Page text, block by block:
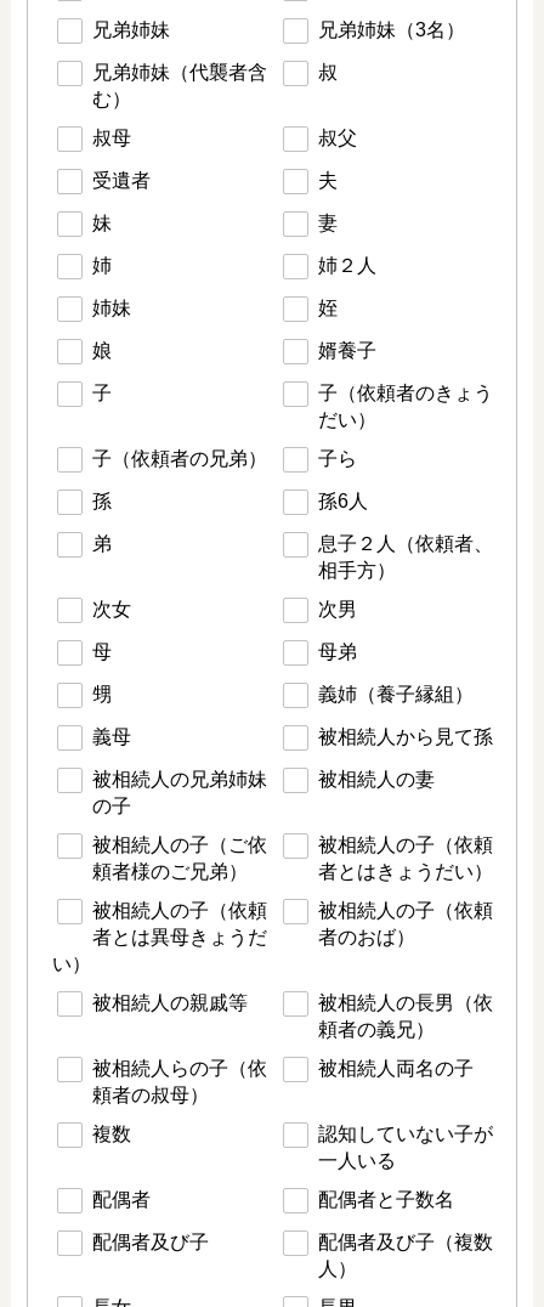
兄弟姉妹 兄弟姉妹（3名）
兄弟姉妹（代襲者含
む）
叔
叔母 叔父
受遺者 夫
妹 妻
姉 姉２人
姉妹 姪
娘 婿養子
子
子（依頼者のきょう
だい）
子（依頼者の兄弟）
子ら
孫 孫6人
弟
息子２人（依頼者、
相手方）
次女
次男
母 母弟
甥 義姉（養子縁組）
義母 被相続人から見て孫
被相続人の兄弟姉妹
の子
被相続人の妻
被相続人の子（ご依
頼者様のご兄弟）
被相続人の子（依頼
者とはきょうだい）
被相続人の子（依頼
者とは異母きょうだ
い）
被相続人の子（依頼
者のおば）
被相続人の親戚等
被相続人の長男（依
頼者の義兄）
被相続人らの子（依
頼者の叔母）
被相続人両名の子
複数
認知していない子が
一人いる
配偶者
配偶者と子数名
配偶者及び子
配偶者及び子（複数
人）